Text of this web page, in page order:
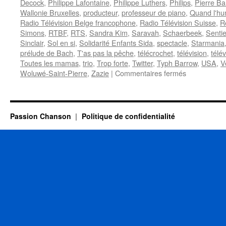
Decock, Philippe Lafontaine, Philippe Luthers, Philips, Pierre
Wallonie Bruxelles, producteur, professeur de piano, Quand
Radio Télévision Belge francophone, Radio Télévision Suisse,
Simons, RTBF, RTS, Sandra Kim, Saravah, Schaerbeek,
Sinclair, Sol en si, Solidarité Enfants Sida, spectacle, Starmania
prélude de Bach, T'as pas la pêche, télécrochet, télévision,
Toutes les mamas, trio, Trop forte, Twitter, Typh Barrow, USA,
Woluwé-Saint-Pierre, Zazie | Commentaires ferméssur
Passion Chanson Politique de confidentialité